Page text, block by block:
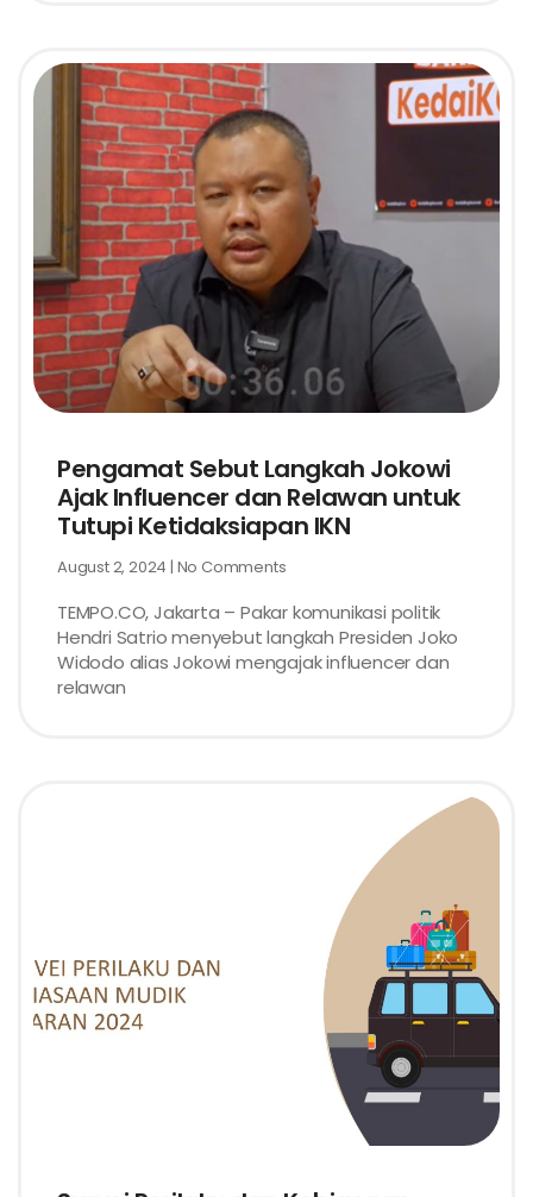
Pengamat Sebut Langkah Jokowi
Ajak Influencer dan Relawan untuk
Tutupi Ketidaksiapan IKN
August 2, 2024 No Comments
TEMPO.CO, Jakarta – Pakar komunikasi politik
Hendri Satrio menyebut langkah Presiden Joko
Widodo alias Jokowi mengajak influencer dan
relawan